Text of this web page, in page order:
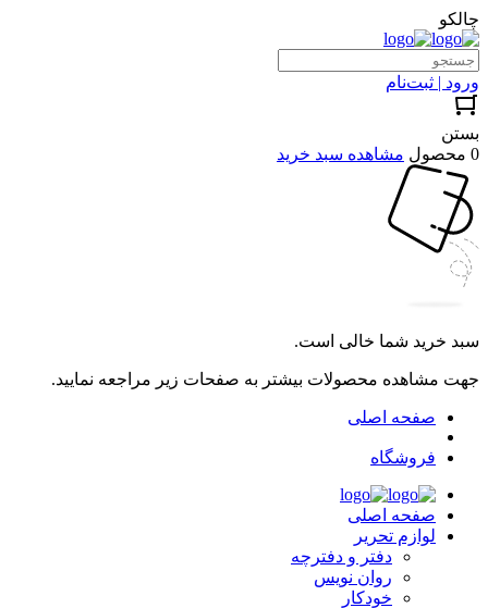
چالکو
ورود | ثبت‌نام
بستن
0 محصول
مشاهده سبد خرید
سبد خرید شما خالی است.
جهت مشاهده محصولات بیشتر به صفحات زیر مراجعه نمایید.
صفحه اصلی
فروشگاه
صفحه اصلی
لوازم تحریر
دفتر و دفترچه
روان نویس
خودکار